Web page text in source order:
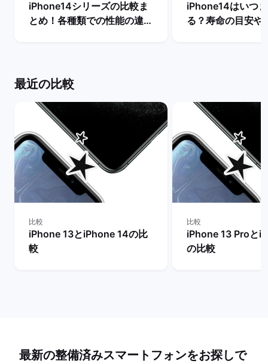
iPhone14シリーズの比較ま
とめ！各種類での性能の違い
iPhone14はいつ
る？寿命の目安や
最近の比較
比較
iPhone 13とiPhone 14の比
較
比較
iPhone 13 Proと
の比較
最新の整備済みスマートフォンをお探しで